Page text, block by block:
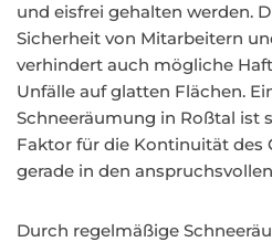
und eisfrei gehalten werden.
Sicherheit von Mitarbeitern
verhindert auch mögliche
Unfälle auf glatten Flächen.
Schneeräumung in Roßtal ist
Faktor für die Kontinuität des
gerade in den
Durch regelmäßige